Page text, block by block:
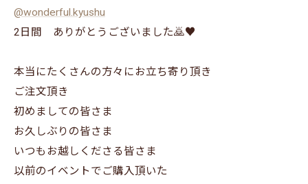
@wonderful.kyushu
2日間 ありがとうございました🙇♥️
本当にたくさんの方々にお立ち寄り頂き
ご注文頂き
初めましての皆さま
お久しぶりの皆さま
いつもお越しくださる皆さま
以前のイベントでご購入頂いた